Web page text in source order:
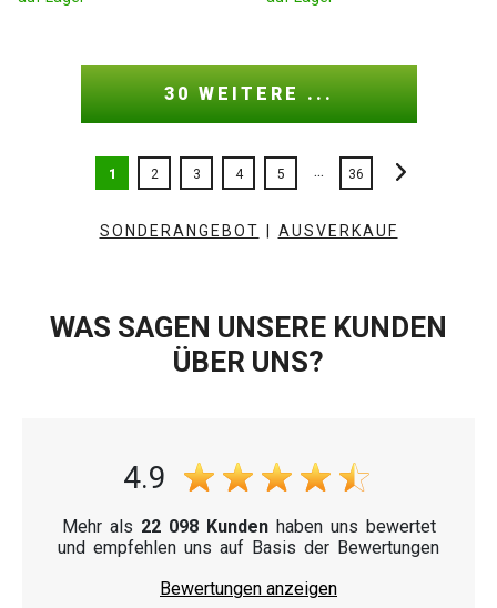
30 WEITERE ...
1 2 3 4 5 ... 36
SONDERANGEBOT AUSVERKAUF
WAS SAGEN UNSERE KUNDEN
ÜBER UNS?
4.9
Mehr als 22 098 Kundenhaben uns bewertet
und empfehlen uns auf Basis der Bewertungen
Bewertungen anzeigen